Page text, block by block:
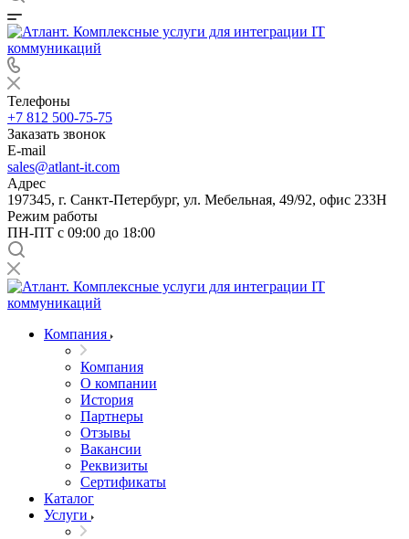
Телефоны
+7 812 500-75-75
Заказать звонок
E-mail
sales@atlant-it.com
Адрес
197345, г. Санкт-Петербург, ул. Мебельная, 49/92, офис 233Н
Режим работы
ПН-ПТ с 09:00 до 18:00
Компания
Компания
О компании
История
Партнеры
Отзывы
Вакансии
Реквизиты
Сертификаты
Каталог
Услуги